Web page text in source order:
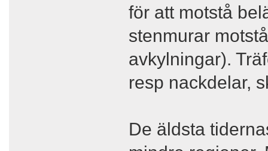
för att motstå
stenmurar
avkylningar).
resp nackdelar,
De äldsta